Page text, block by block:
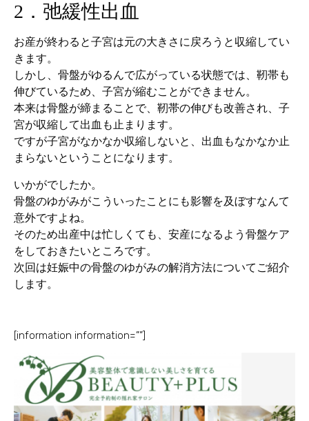
2．弛緩性出血
お産が終わると子宮は元の大きさに戻ろうと収縮してい
きます。
しかし、骨盤がゆるんで広がっている状態では、靭帯も
伸びているため、子宮が縮むことができません。
本来は骨盤が締まることで、靭帯の伸びも改善され、子
宮が収縮して出血も止まります。
ですが子宮がなかなか収縮しないと、出血もなかなか止
まらないということになります。
いかがでしたか。
骨盤のゆがみがこういったことにも影響を及ぼすなんて
意外ですよね。
そのため出産中は忙しくても、安産になるよう骨盤ケア
をしておきたいところです。
次回は妊娠中の骨盤のゆがみの解消方法についてご紹介
します。
[information information=””]